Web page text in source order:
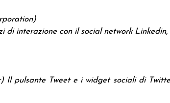
di interazione con il social network
Il pulsante Tweet e i widget sociali di